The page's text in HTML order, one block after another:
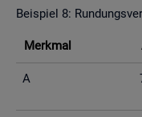
Bei­spiel 8:
Merk­mal
A